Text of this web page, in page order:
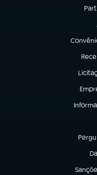
(abre
(abre
(abre
(abre
(abre
(abre